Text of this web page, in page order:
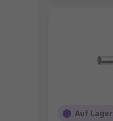
Auf Lager